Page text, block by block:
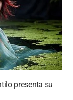
presenta su